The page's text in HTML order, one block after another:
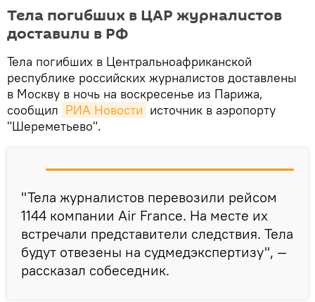
Тела погибших в ЦАР журналистов
доставили в РФ
Тела погибших в Центральноафриканской
республике российских журналистов доставлены
в Москву в ночь на воскресенье из Парижа,
сообщил РИА Новости источник в аэропорту
"Шереметьево".
"Тела журналистов перевозили рейсом
1144 компании Air France. На месте их
встречали представители следствия. Тела
будут отвезены на судмедэкспертизу", —
рассказал собеседник.